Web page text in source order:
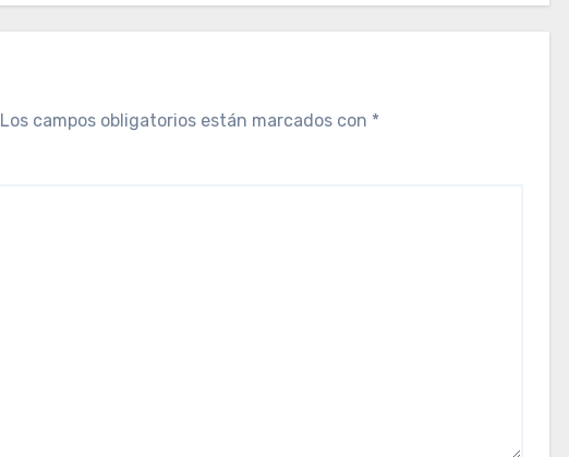
Los campos obligatorios están marcados con *